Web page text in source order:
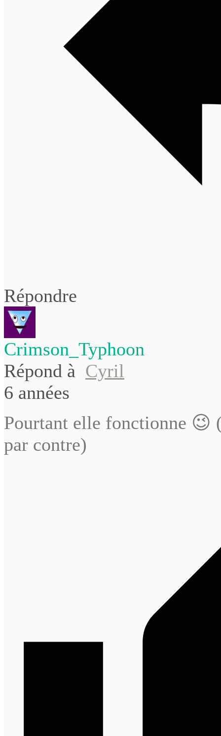
Répondre
Crimson_Typhoon
Répond à Cyril
6 années
Pourtant elle fonctionne 😉
par contre)